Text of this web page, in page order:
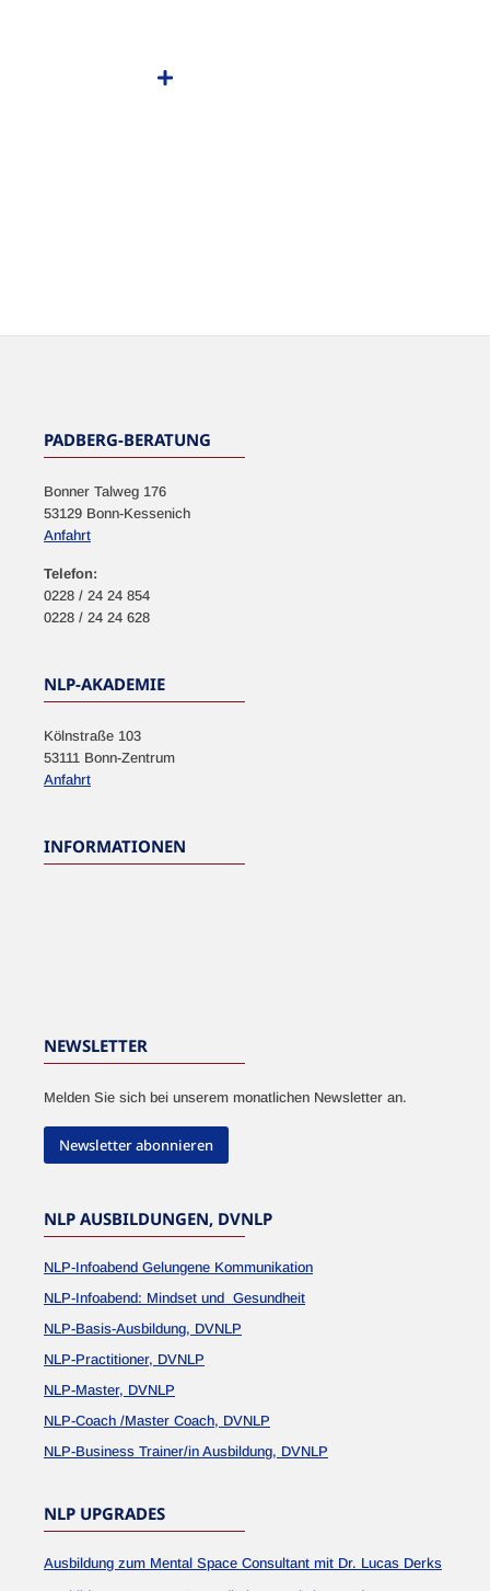
PADBERG-BERATUNG
Bonner Talweg 176
53129 Bonn-Kessenich
Anfahrt
Telefon:
0228 / 24 24 854
0228 / 24 24 628
NLP-AKADEMIE
Kölnstraße 103
53111 Bonn-Zentrum
Anfahrt
INFORMATIONEN
NEWSLETTER
Melden Sie sich bei unserem monatlichen Newsletter an.
Newsletter abonnieren
NLP AUSBILDUNGEN, DVNLP
NLP-Infoabend Gelungene Kommunikation
NLP-Infoabend: Mindset und Gesundheit
NLP-Basis-Ausbildung, DVNLP
NLP-Practitioner, DVNLP
NLP-Master, DVNLP
NLP-Coach /Master Coach, DVNLP
NLP-Business Trainer/in Ausbildung, DVNLP
NLP UPGRADES
Ausbildung zum Mental Space Consultant mit Dr. Lucas Derks